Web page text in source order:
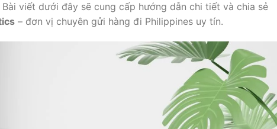
viết dưới đây sẽ cung cấp hướng dẫn chi tiết và chia sẻ
– đơn vị chuyên gửi hàng đi Philippines uy tín.